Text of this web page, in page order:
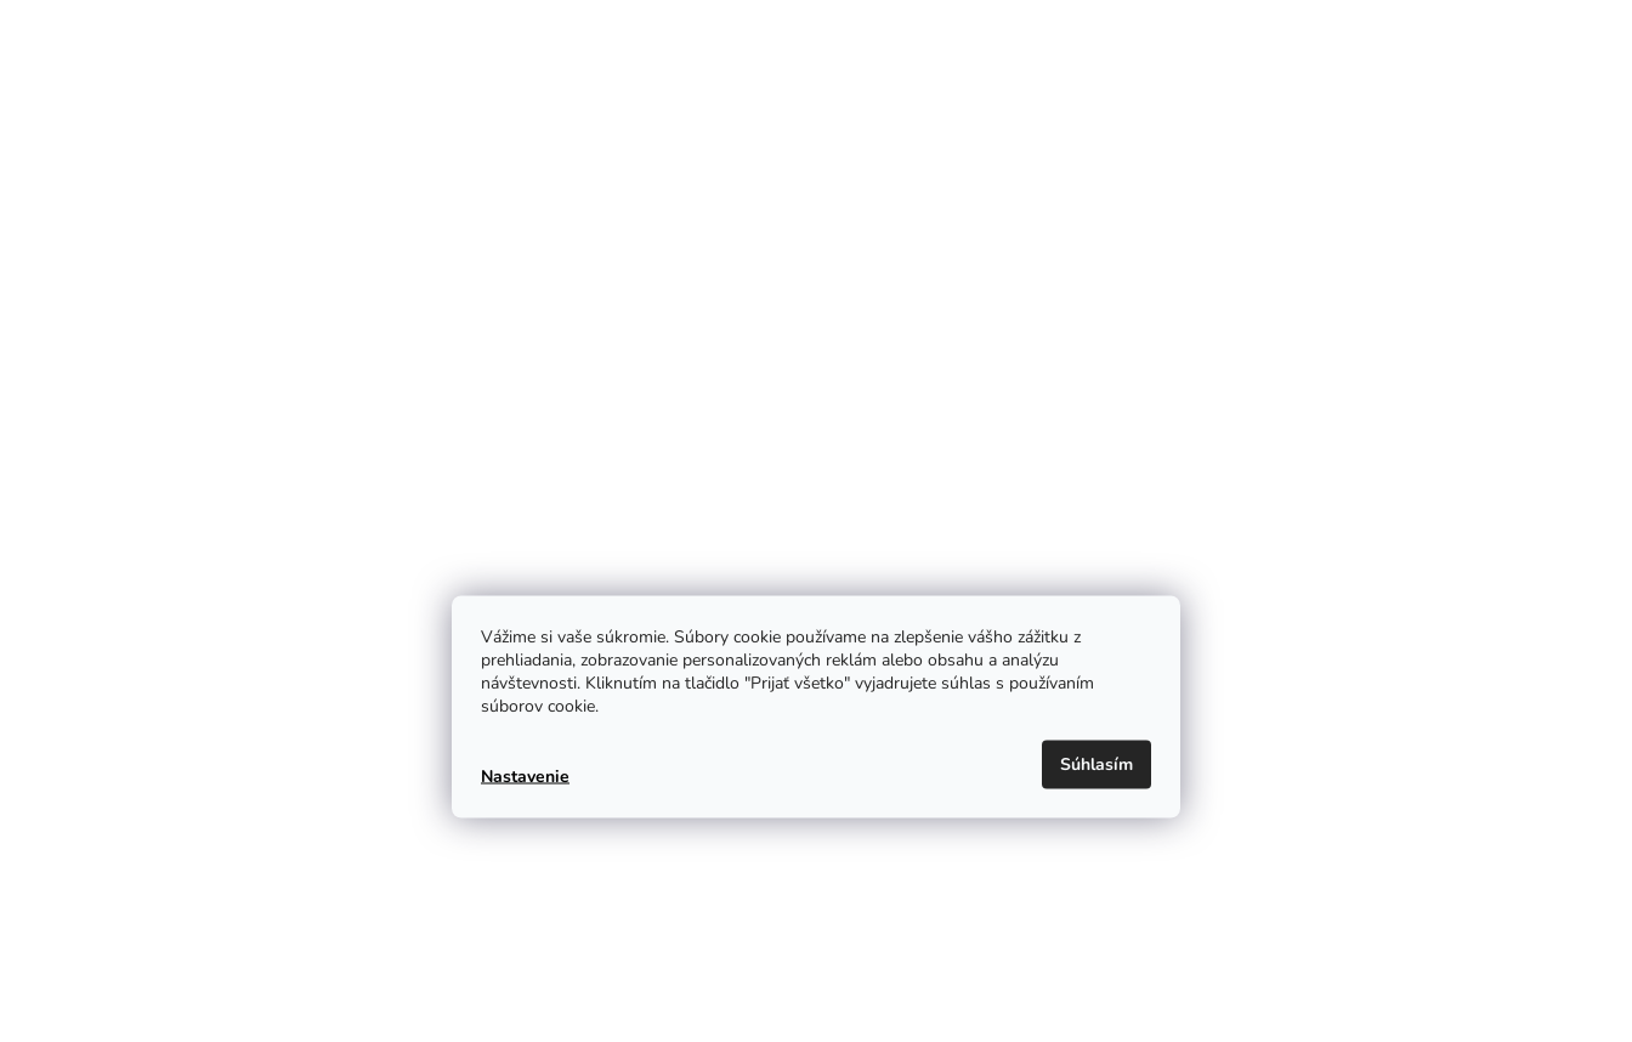
Vážime si vaše súkromie. Súbory cookie používame na zlepšenie vášho zážitku z
prehliadania, zobrazovanie personalizovaných reklám alebo obsahu a analýzu
návštevnosti. Kliknutím na tlačidlo "Prijať všetko" vyjadrujete súhlas s používaním
súborov cookie.
Nastavenie
Súhlasím